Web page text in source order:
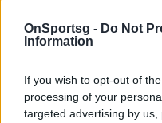
OnSportsg - Do Not
Information
If you wish to opt-out of
processing of your
targeted advertising by
Australian Open